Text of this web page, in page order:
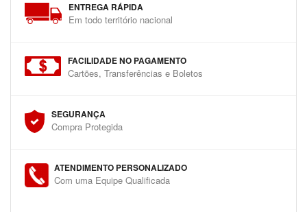
ENTREGA RÁPIDA
Em todo território nacional
FACILIDADE NO PAGAMENTO
Cartões, Transferências e Boletos
SEGURANÇA
Compra Protegida
ATENDIMENTO PERSONALIZADO
Com uma Equipe Qualificada